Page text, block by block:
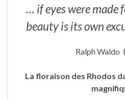
… if eyes were made
beauty is its own
Ralph Waldo
La floraison des Rhodos